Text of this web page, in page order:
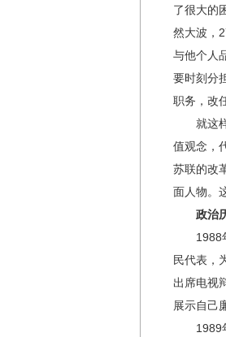
了很大的
然大波，
与他个人
要时刻分
职务，改
就这样
值观念，
苏联的改
面人物。
政治
1988年
民代表，
出席电视
展示自己
1989年